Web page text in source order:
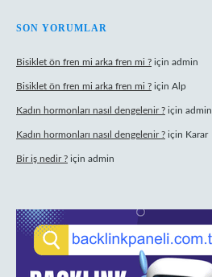
SON YORUMLAR
Bisiklet ön fren mi arka fren mi ? için admin
Bisiklet ön fren mi arka fren mi ? için Alp
Kadın hormonları nasıl dengelenir ? için admin
Kadın hormonları nasıl dengelenir ? için Karar
Bir iş nedir ? için admin